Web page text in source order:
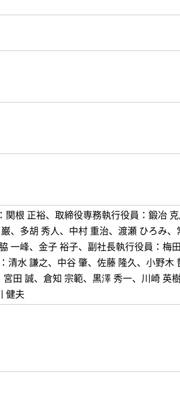
関根 正裕、取締役専務執行役員：鍛冶
、多胡 秀人、中村 重治、渡瀬 ひろみ、
一峰、金子 裕子、副社長執行役員：梅
清水 謙之、中谷 肇、佐藤 隆久、小野木
田 誠、倉知 宗範、黒澤 秀一、川崎 英
健夫